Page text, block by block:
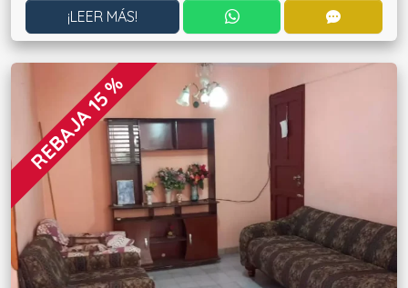
¡LEER MÁS! CONTACTAR POR
REBAJA 15 %